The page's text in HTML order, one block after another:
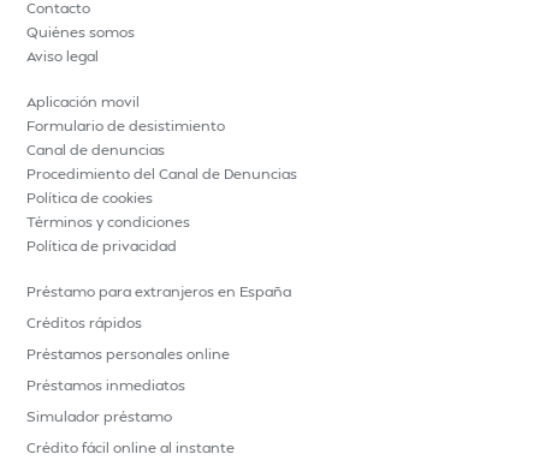
Contacto
Quiénes somos
Aviso legal
Aplicación movil
Formulario de desistimiento
Canal de denuncias
Procedimiento del Canal de Denuncias
Política de cookies
Términos y condiciones
Política de privacidad
Préstamo para extranjeros en España
Créditos rápidos
Préstamos personales online
Préstamos inmediatos
Simulador préstamo
Crédito fácil online al instante